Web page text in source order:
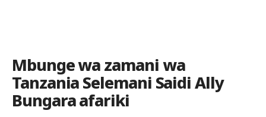
Mbunge wa zamani wa
Tanzania Selemani Saidi Ally
Bungara afariki